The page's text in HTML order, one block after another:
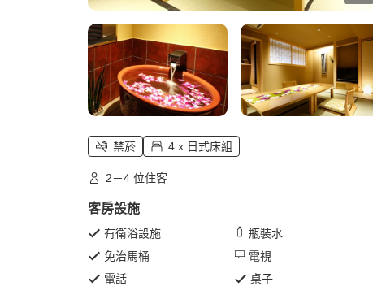
禁菸 4 x 日式床組
2－4 位住客
客房設施
有衛浴設施
瓶裝水
免治馬桶
電視
電話
桌子